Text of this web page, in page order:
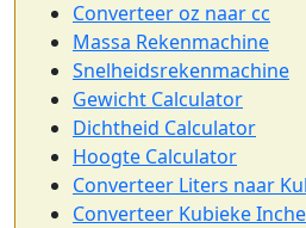
Converteer oz naar cc
Massa Rekenmachine
Snelheidsrekenmachine
Gewicht Calculator
Dichtheid Calculator
Hoogte Calculator
Converteer Liters naar
Converteer Kubieke